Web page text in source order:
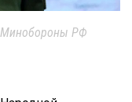
Минобороны РФ